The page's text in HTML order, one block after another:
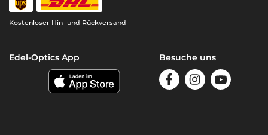
Kostenloser Hin- und Rückversand
Edel-Optics App Besuche uns